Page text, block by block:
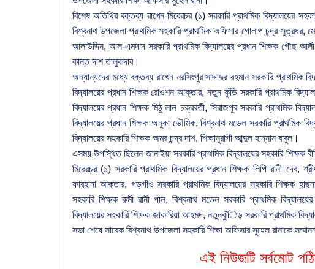
বিশেষ অতিথির বক্তব্য রাখেন মিরেরচর (১) সরকারি প্রাথমিক বিদ্যালয়ের
বিশ্বনাথ উপজেলা প্রাথমিক সহকারি প্রাথমিক অফিসার গোলাপ চন্দ্র সুত্রধর,
আলাউদ্দিন, আল-এমদাদ সরকারি প্রাথমিক বিদ্যালয়ের প্রধান শিক্ষক গৌছ
কান্ত দাশ তালুকদার।
অন্যান্যদের মধ্যে বক্তব্য রাখেন নরসিংপুর সাদ্দাদুর রহমান সরকারি প্রাথমিক
বিদ্যালয়ের প্রধান শিক্ষক রোওশন আক্তার, নতুন কুঁডি সরকারি প্রাথমিক
বিদ্যালয়ের প্রধান শিক্ষক মিঠু লাল চক্রবর্তী, সিরাজপুর সরকারি প্রাথমিক
বিদ্যালয়ের প্রধান শিক্ষক অনুকা ভৌমিক, বিশ্বনাথ মডেল সরকারি প্রাথমিক
বিদ্যালয়ের সহকারি শিক্ষক অমর চন্দ্র দাশ, শিক্ষানুরাগী আব্দুল হান্নান বাবুল।
এসময় উপস্থিত ছিলেন জানাইয়া সরকারি প্রাথমিক বিদ্যালয়ের সহকারি শিক্ষক
মিরেরচর (১) সরকারি প্রাথমিক বিদ্যালয়ের প্রধান শিক্ষক লিপি রানী দেব,
ফারহানা আক্তার, গড়গাঁও সরকারি প্রাথমিক বিদ্যালয়ের সহকারি শিক্ষক
সহকারি শিক্ষক রুমী রানী পাল, বিশ্বনাথ মডেল সরকারি প্রাথমিক
বিদ্যালয়ের সহকারি শিক্ষক জাকারিয়া আহমদ, নতুনকুঁিড় সরকারি প্রাথমিক
সভা শেষে সাবেক বিশ্বনাথ উপজেলা সহকারি শিক্ষা অফিসার সুহেল রানাকে
এই নিউজটি সর্বমোট